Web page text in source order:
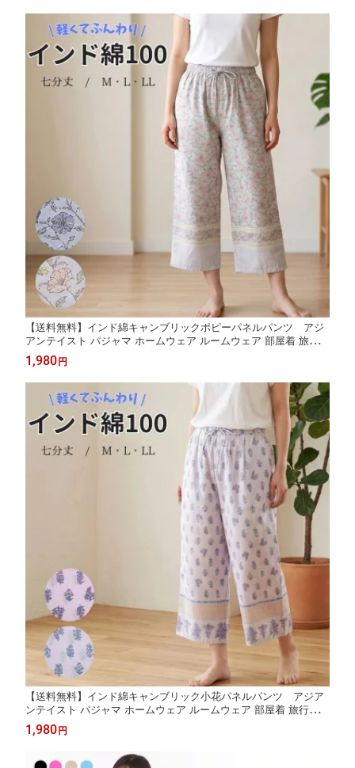
【送料無料】インド綿キャンブリックポピーパネルパンツ アジ
アンテイスト パジャマ ホームウェア ルームウェア 部屋着 旅行着
夏 夏用 涼しい 薄手 肌に優しい ゆったり レディース おしゃれ か
わいい プリント インド綿 綿 コットン indiancotton-pants 3111
15
1,980円
【送料無料】インド綿キャンブリック小花パネルパンツ アジア
ンテイスト パジャマ ホームウェア ルームウェア 部屋着 旅行着
夏 夏用 涼しい 薄手 肌に優しい ゆったり レディース おしゃれ か
わいい プリント インド綿 綿 コットン indiancotton-pants 3111
1,980円